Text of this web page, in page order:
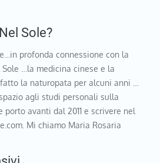
Sole?
profonda connessione con la
…la medicina cinese e la
la naturopata per alcuni anni …
agli studi personali sulla
porto avanti dal 2011 e scrivere nel
Mi chiamo Maria Rosaria